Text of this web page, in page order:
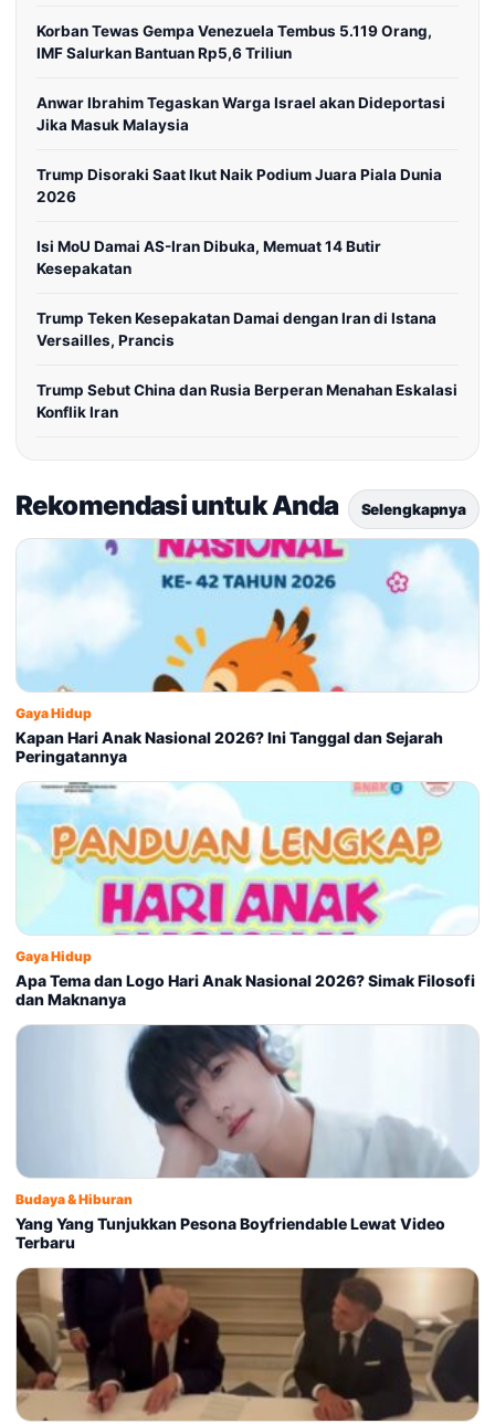
Korban Tewas Gempa Venezuela Tembus 5.119 Orang,
IMF Salurkan Bantuan Rp5,6 Triliun
Anwar Ibrahim Tegaskan Warga Israel akan Dideportasi
Jika Masuk Malaysia
Trump Disoraki Saat Ikut Naik Podium Juara Piala Dunia
2026
Isi MoU Damai AS-Iran Dibuka, Memuat 14 Butir
Kesepakatan
Trump Teken Kesepakatan Damai dengan Iran di Istana
Versailles, Prancis
Trump Sebut China dan Rusia Berperan Menahan Eskalasi
Konflik Iran
Rekomendasi untuk Anda Selengkapnya
Gaya Hidup
Kapan Hari Anak Nasional 2026? Ini Tanggal dan Sejarah
Peringatannya
Gaya Hidup
Apa Tema dan Logo Hari Anak Nasional 2026? Simak Filosofi
dan Maknanya
Budaya & Hiburan
Yang Yang Tunjukkan Pesona Boyfriendable Lewat Video
Terbaru